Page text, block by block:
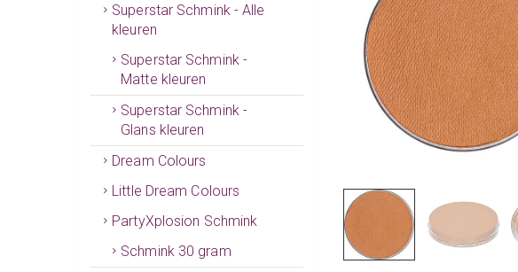
Superstar Schmink - Alle
kleuren
Superstar Schmink -
Matte kleuren
Superstar Schmink -
Glans kleuren
Dream Colours
Little Dream Colours
PartyXplosion Schmink
Schmink 30 gram